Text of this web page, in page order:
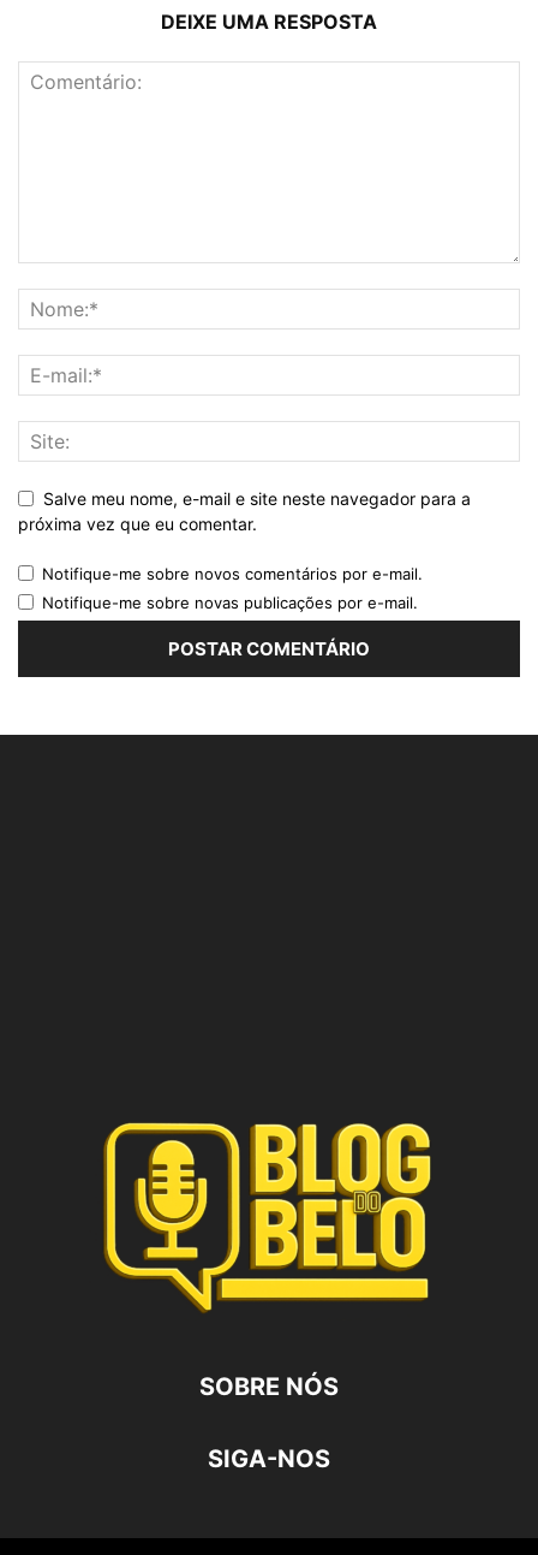
DEIXE UMA RESPOSTA
Salve meu nome, e-mail e site neste navegador para a
próxima vez que eu comentar.
Notifique-me sobre novos comentários por e-mail.
Notifique-me sobre novas publicações por e-mail.
SOBRE NÓS
SIGA-NOS